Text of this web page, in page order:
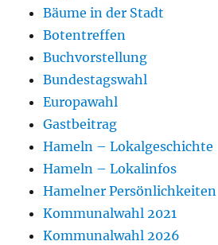
Bäume in der Stadt
Botentreffen
Buchvorstellung
Bundestagswahl
Europawahl
Gastbeitrag
Hameln – Lokalgeschichte
Hameln – Lokalinfos
Hamelner Persönlichkeiten
Kommunalwahl 2021
Kommunalwahl 2026